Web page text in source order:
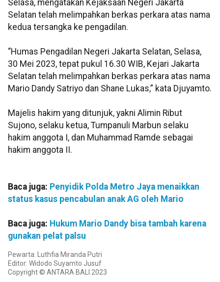
Selasa, mengatakan Kejaksaan Negeri Jakarta
Selatan telah melimpahkan berkas perkara atas nama
kedua tersangka ke pengadilan.
“Humas Pengadilan Negeri Jakarta Selatan, Selasa,
30 Mei 2023, tepat pukul 16.30 WIB, Kejari Jakarta
Selatan telah melimpahkan berkas perkara atas nama
Mario Dandy Satriyo dan Shane Lukas,” kata Djuyamto.
Majelis hakim yang ditunjuk, yakni Alimin Ribut
Sujono, selaku ketua, Tumpanuli Marbun selaku
hakim anggota I, dan Muhammad Ramde sebagai
hakim anggota II.
Baca juga: Penyidik Polda Metro Jaya menaikkan
status kasus pencabulan anak AG oleh Mario
Baca juga: Hukum Mario Dandy bisa tambah karena
gunakan pelat palsu
Pewarta: Luthfia Miranda Putri
Editor: Widodo Suyamto Jusuf
Copyright © ANTARA BALI 2023